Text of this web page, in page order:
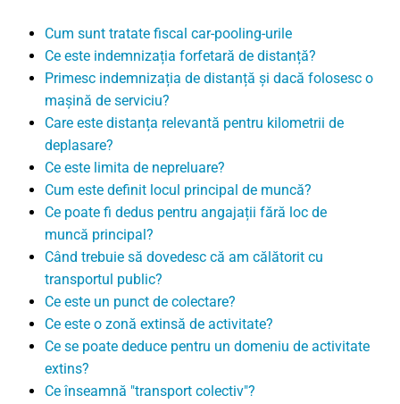
Cum sunt tratate fiscal car-pooling-urile
Ce este indemnizația forfetară de distanță?
Primesc indemnizația de distanță și dacă folosesc o
mașină de serviciu?
Care este distanța relevantă pentru kilometrii de
deplasare?
Ce este limita de nepreluare?
Cum este definit locul principal de muncă?
Ce poate fi dedus pentru angajații fără loc de
muncă principal?
Când trebuie să dovedesc că am călătorit cu
transportul public?
Ce este un punct de colectare?
Ce este o zonă extinsă de activitate?
Ce se poate deduce pentru un domeniu de activitate
extins?
Ce înseamnă "transport colectiv"?